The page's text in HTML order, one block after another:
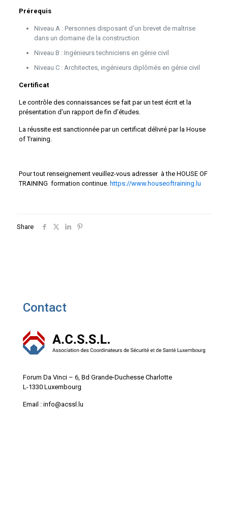
Prérequis
Niveau A : Personnes disposant d’un brevet de maîtrise
dans un domaine de la construction
Niveau B : Ingénieurs techniciens en génie civil
Niveau C : Architectes, ingénieurs diplômés en génie civil
Certificat
Le contrôle des connaissances se fait par un test écrit et la
présentation d’un rapport de fin d’études.
La réussite est sanctionnée par un certificat délivré par la House
of Training.
Pour tout renseignement veuillez-vous adresser à the HOUSE OF
TRAINING formation continue. https://www.houseoftraining.lu
Share
Contact
Forum Da Vinci – 6, Bd Grande-Duchesse Charlotte
L-1330 Luxembourg
Email : info@acssl.lu